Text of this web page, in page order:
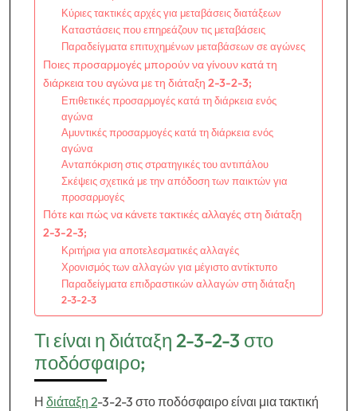
Κύριες τακτικές αρχές για μεταβάσεις διατάξεων
Καταστάσεις που επηρεάζουν τις μεταβάσεις
Παραδείγματα επιτυχημένων μεταβάσεων σε αγώνες
Ποιες προσαρμογές μπορούν να γίνουν κατά τη
διάρκεια του αγώνα με τη διάταξη 2-3-2-3;
Επιθετικές προσαρμογές κατά τη διάρκεια ενός
αγώνα
Αμυντικές προσαρμογές κατά τη διάρκεια ενός
αγώνα
Ανταπόκριση στις στρατηγικές του αντιπάλου
Σκέψεις σχετικά με την απόδοση των παικτών για
προσαρμογές
Πότε και πώς να κάνετε τακτικές αλλαγές στη διάταξη
2-3-2-3;
Κριτήρια για αποτελεσματικές αλλαγές
Χρονισμός των αλλαγών για μέγιστο αντίκτυπο
Παραδείγματα επιδραστικών αλλαγών στη διάταξη
2-3-2-3
Τι είναι η διάταξη 2-3-2-3 στο
ποδόσφαιρο;
Η διάταξη 2-3-2-3 στο ποδόσφαιρο είναι μια τακτική